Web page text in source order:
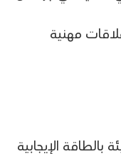
مهنية
بالطاقة الإيجابية